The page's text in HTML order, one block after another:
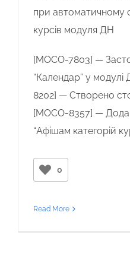
при автоматичному
курсів модуля ДН
[MOCO-7803] —
“Календар” у
8202] — Створено
[MOCO-8357] —
“Афішам категорій
0
Read More